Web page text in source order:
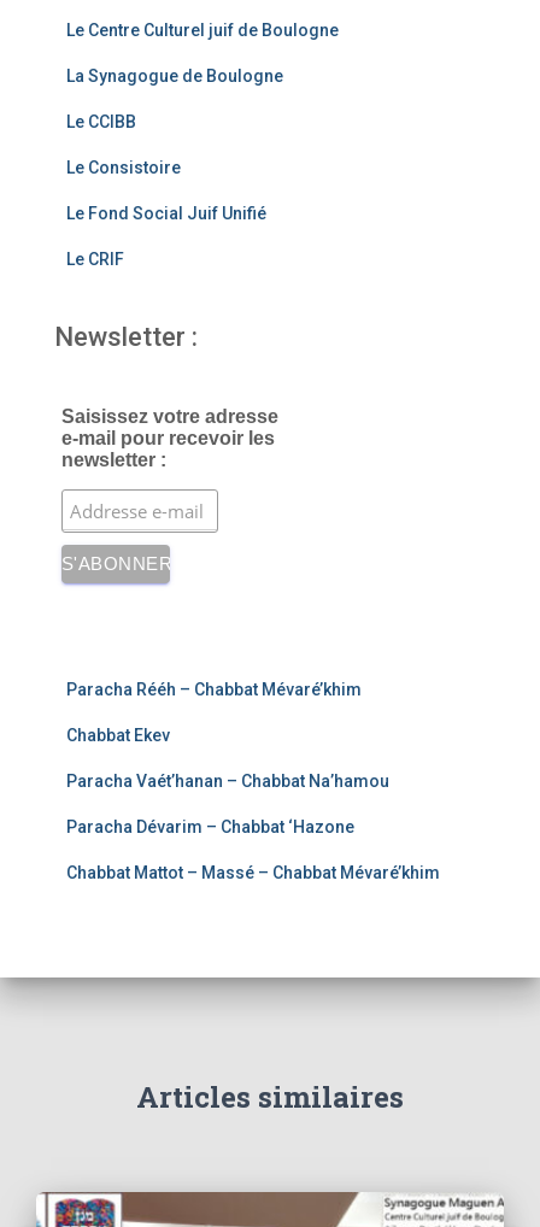
b
o
o
k
a
m
Le Centre Culturel juif de Boulogne
La Synagogue de Boulogne
Le CCIBB
Le Consistoire
Le Fond Social Juif Unifié
Le CRIF
Newsletter :
Saisissez votre adresse
e-mail pour recevoir les
newsletter :
Paracha Rééh – Chabbat Mévaré’khim
Chabbat Ekev
Paracha Vaét’hanan – Chabbat Na’hamou
Paracha Dévarim – Chabbat ‘Hazone
Chabbat Mattot – Massé – Chabbat Mévaré’khim
Articles similaires